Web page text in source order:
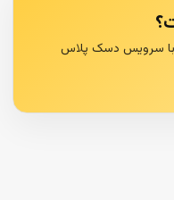
معرفی مسیر پیاده‌سازی ITSM و ITIL با سرویس دسک پلاس